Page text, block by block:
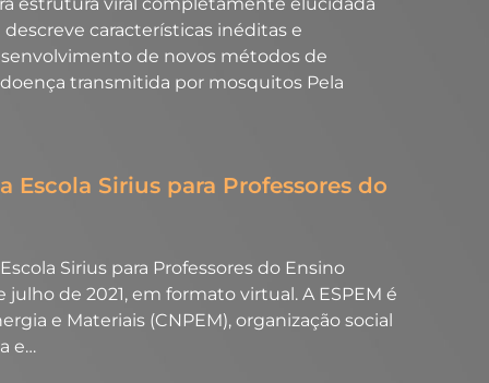
características inéditas e
de novos métodos de
transmitida por mosquitos Pela
Escola Sirius para Professores do
Sirius para Professores do Ensino
julho de 2021, em formato virtual. A ESPEM é
e Materiais (CNPEM), organização social
e…